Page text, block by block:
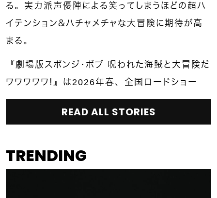
る。実力派声優陣による笑ってしまうほどの超ハ
イテンション＆ハチャメチャな大冒険に期待が高
まる。
『劇場版スポンジ・ボブ 呪われた海賊と大冒険だ
ワワワワワ！』は2026年春、全国ロードショー
READ ALL STORIES
TRENDING